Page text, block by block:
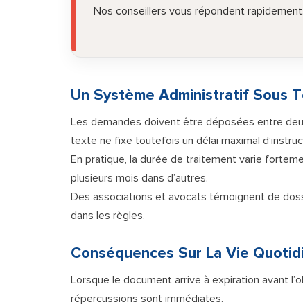
Nos conseillers vous répondent rapidement.
Un Système Administratif Sous
Les demandes doivent être déposées entre
texte ne fixe toutefois un délai maximal
En pratique, la durée de traitement varie
plusieurs mois dans d’autres.
Des associations et avocats témoignent de
dans les règles.
Conséquences Sur La Vie
Lorsque le document arrive à expiration avant
répercussions sont immédiates.